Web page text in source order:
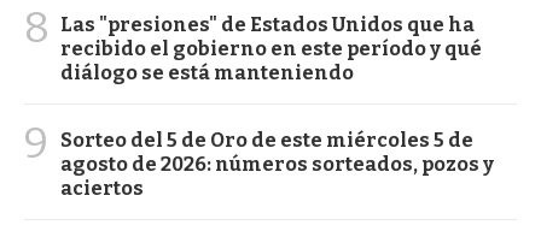
8
Las "presiones" de Estados Unidos que ha
recibido el gobierno en este período y qué
diálogo se está manteniendo
9
Sorteo del 5 de Oro de este miércoles 5 de
agosto de 2026: números sorteados, pozos y
aciertos